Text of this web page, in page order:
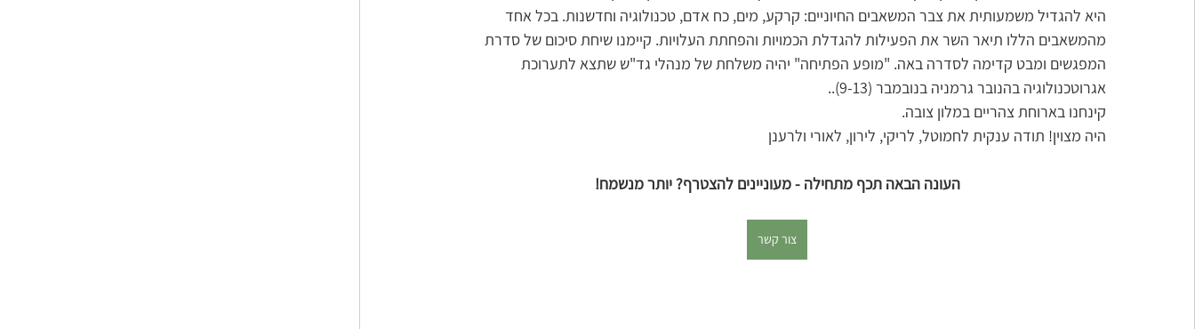
היא להגדיל משמעותית את צבר המשאבים החיוניים: קרקע, מים, כח אדם, טכנולוגיה וחדשנות. בכל אחד
מהמשאבים הללו תיאר השר את הפעילות להגדלת הכמויות והפחתת העלויות. קיימנו שיחת סיכום של סדרת
המפגשים ומבט קדימה לסדרה באה. "מופע הפתיחה" יהיה משלחת של מנהלי גד"ש שתצא לתערוכת
אגרוטכנולוגיה בהנובר גרמניה בנובמבר (9-13)..
קינחנו בארוחת צהריים במלון צובה.
היה מצוין! תודה ענקית לחמוטל, לריקי, לירון, לאורי ולרענן
העונה הבאה תכף מתחילה - מעוניינים להצטרף? יותר מנשמח!
צור קשר